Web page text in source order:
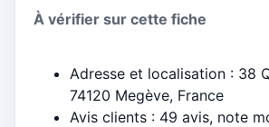
À vérifier sur cette fiche
Adresse et localisation : 38
74120 Megève, France
Avis clients : 49 avis, note